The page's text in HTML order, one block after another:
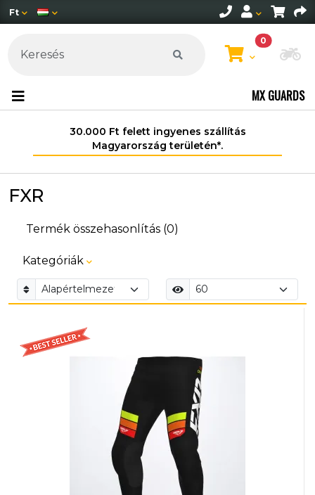
Ft
0
MX GUARDS
30.000 Ft felett ingyenes szállítás
Magyarország területén*.
FXR
Termék összehasonlítás (0)
Kategóriák